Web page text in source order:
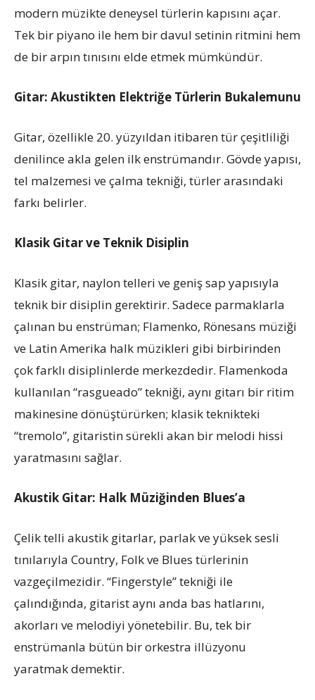
modern müzikte deneysel türlerin kapısını açar.
Tek bir piyano ile hem bir davul setinin ritmini hem
de bir arpın tınısını elde etmek mümkündür.
Gitar: Akustikten Elektriğe Türlerin Bukalemunu
Gitar, özellikle 20. yüzyıldan itibaren tür çeşitliliği
denilince akla gelen ilk enstrümandır. Gövde yapısı,
tel malzemesi ve çalma tekniği, türler arasındaki
farkı belirler.
Klasik Gitar ve Teknik Disiplin
Klasik gitar, naylon telleri ve geniş sap yapısıyla
teknik bir disiplin gerektirir. Sadece parmaklarla
çalınan bu enstrüman; Flamenko, Rönesans müziği
ve Latin Amerika halk müzikleri gibi birbirinden
çok farklı disiplinlerde merkezdedir. Flamenkoda
kullanılan “rasgueado” tekniği, aynı gitarı bir ritim
makinesine dönüştürürken; klasik teknikteki
“tremolo”, gitaristin sürekli akan bir melodi hissi
yaratmasını sağlar.
Akustik Gitar: Halk Müziğinden Blues’a
Çelik telli akustik gitarlar, parlak ve yüksek sesli
tınılarıyla Country, Folk ve Blues türlerinin
vazgeçilmezidir. “Fingerstyle” tekniği ile
çalındığında, gitarist aynı anda bas hatlarını,
akorları ve melodiyi yönetebilir. Bu, tek bir
enstrümanla bütün bir orkestra illüzyonu
yaratmak demektir.